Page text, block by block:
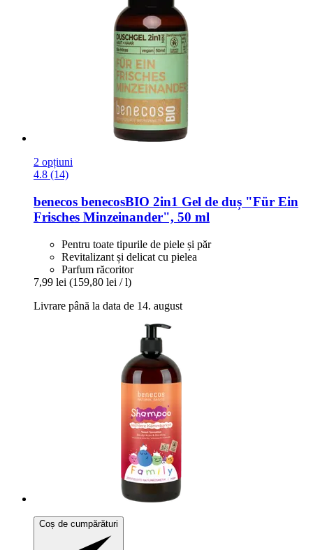
2 opțiuni
4.8 (14)
benecos benecosBIO 2in1 Gel de duș "Für Ein
Frisches Minzeinander", 50 ml
Pentru toate tipurile de piele și păr
Revitalizant și delicat cu pielea
Parfum răcoritor
7,99 lei (159,80 lei / l)
Livrare până la data de 14. august
Coș de cumpărături